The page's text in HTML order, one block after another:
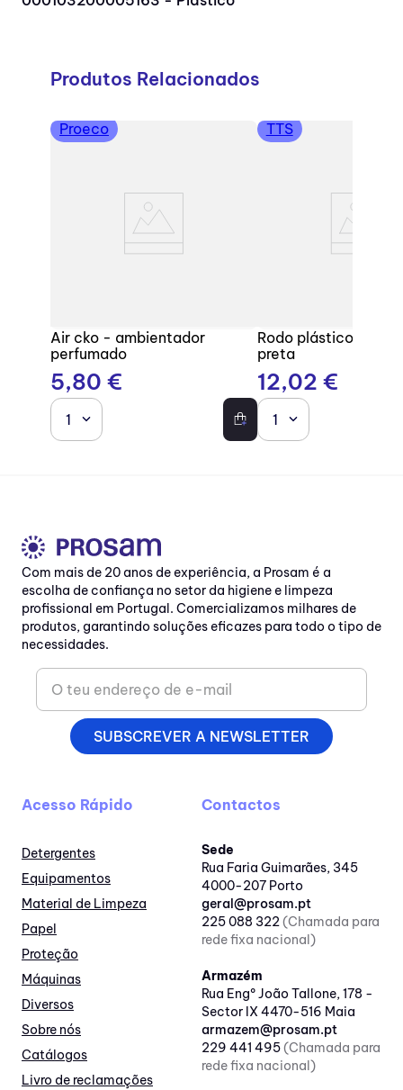
Produtos Relacionados
Proeco
Air cko - ambientador
perfumado
5,80 €
1
TTS
Rodo plástico com
preta
12,02 €
1
Com mais de 20 anos de experiência, a Prosam é a
escolha de confiança no setor da higiene e limpeza
profissional em Portugal. Comercializamos milhares de
produtos, garantindo soluções eficazes para todo o tipo de
necessidades.
SUBSCREVER A NEWSLETTER
Acesso Rápido
Detergentes
Equipamentos
Material de Limpeza
Papel
Proteção
Máquinas
Diversos
Sobre nós
Catálogos
Livro de reclamações
Contactos
Sede
Rua Faria Guimarães, 345
4000-207 Porto
geral@prosam.pt
225 088 322(Chamada para
rede fixa nacional)
Armazém
Rua Engº João Tallone, 178 -
Sector IX 4470-516 Maia
armazem@prosam.pt
229 441 495(Chamada para
rede fixa nacional)